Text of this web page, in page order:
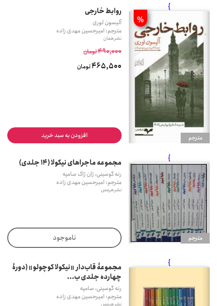
مترجم
}
%
روابط خارجی
آلیسون لوری
مترجم: امیرحسین مهدی زاده
نشر همان
490,000تومان
465,500تومان
افزودن به سبد خرید
مترجم
} مجموعه ماجراهای نیکولا (14 جلدی)
رنه گوسینی، ژان ژاک سامپه
مترجم: امیرحسین مهدی زاده
نشر هرمس
ناموجود
}
مجموعۀ قاب‌دار «نیکولا کوچولو» (دورۀ
چهارده جلدی ب...
رنه گوسینی، سامپه
مترجم: امیرحسین مهدی زاده
نشر هرمس